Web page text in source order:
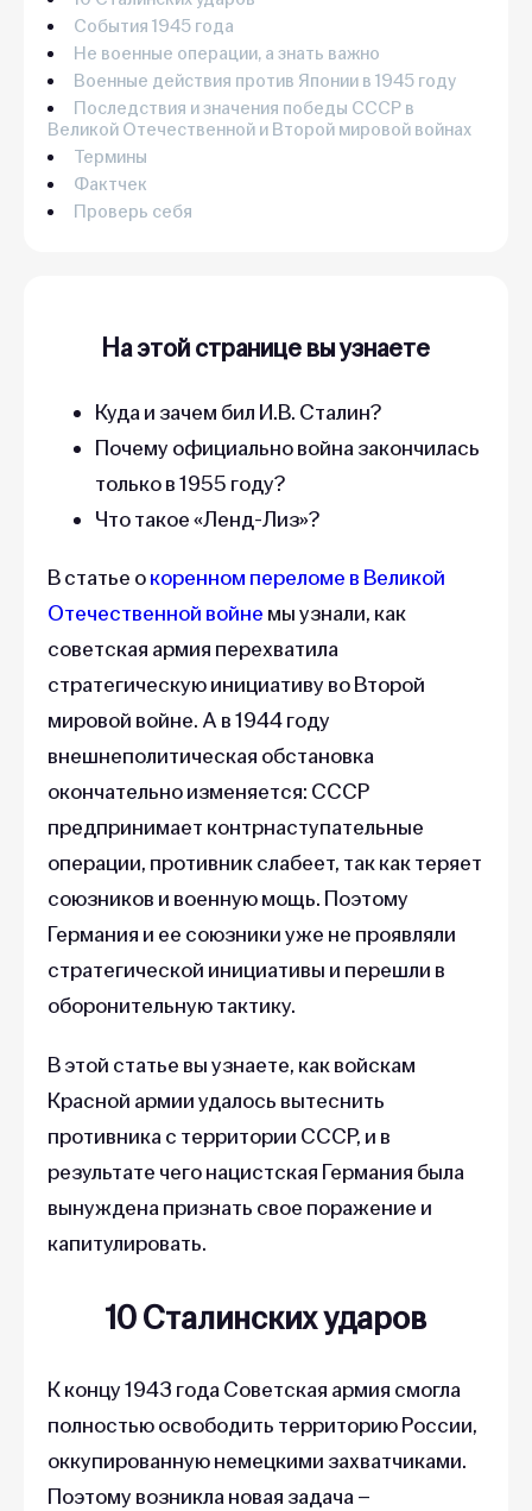
События 1945 года
Не военные операции, а знать важно
Военные действия против Японии в 1945 году
Последствия и значения победы СССР в
Великой Отечественной и Второй мировой войнах
Термины
Фактчек
Проверь себя
На этой странице вы узнаете
Куда и зачем бил И.В. Сталин?
Почему официально война закончилась
только в 1955 году?
Что такое «Ленд-Лиз»?
В статье окоренном переломе в Великой
Отечественной войне мы узнали, как
советская армия перехватила
стратегическую инициативу во Второй
мировой войне. А в 1944 году
внешнеполитическая обстановка
окончательно изменяется: СССР
предпринимает контрнаступательные
операции, противник слабеет, так как теряет
союзников и военную мощь. Поэтому
Германия и ее союзники уже не проявляли
стратегической инициативы и перешли в
оборонительную тактику.
В этой статье вы узнаете, как войскам
Красной армии удалось вытеснить
противника с территории СССР, и в
результате чего нацистская Германия была
вынуждена признать свое поражение и
капитулировать.
10 Сталинских ударов
К концу 1943 года Советская армия смогла
полностью освободить территорию России,
оккупированную немецкими захватчиками.
Поэтому возникла новая задача –